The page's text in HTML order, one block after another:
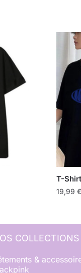
T-
19,99 €
COLLECTIONS
&